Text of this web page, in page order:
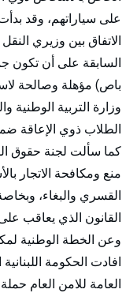
على سياراتهم، وقد
الاتفاق بين وزيري
باص) مؤهلة وصالحة
وزارة التربية الوطنية
الطلاب ذوي الإعاقة
كما سألت لجنة حقوق
منع ومكافحة الاتجار
القسري والبغاء،
القانون الذي يعاقب
وعن الخطة الوطنية
العامة للامن العام